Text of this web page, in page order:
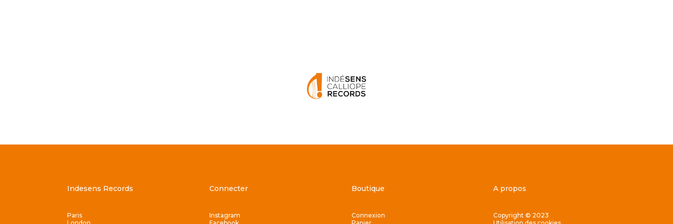
Indesens Records
Paris
Connecter
Instagram
Boutique
Connexion
A propos
Copyright © 2023